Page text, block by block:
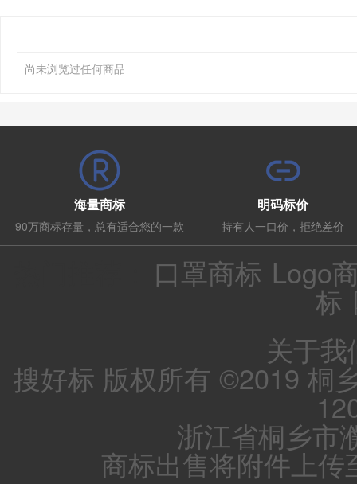
尚未浏览过任何商品
海量商标
90万商标存量，总有适合您的一款
明码标价
持有人一口价，拒绝差价
口罩商标 Logo
标
关于我
搜好标 版权所有 ©2019 桐
浙江省桐乡市
商标出售将附件上传